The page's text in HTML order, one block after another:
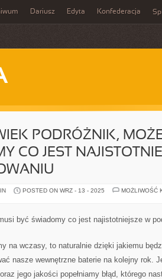
Dariusz Edyta Konfederacja
PODRÓŻNIK,
CO JEST
POSTED ON WRZ - 13 - 2025
MOŻLIWOŚĆ
być świadomy co jest najistotniejsze w
na wczasy, to naturalnie dzięki jakiemu
nasze wewnętrzne baterie na kolejny rok.
jego jakości popełniamy błąd, którego